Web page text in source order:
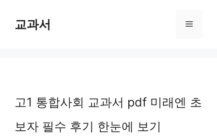
교과서 Menu
고1 통합사회 교과서 pdf 미래엔 초
보자 필수 후기 한눈에 보기